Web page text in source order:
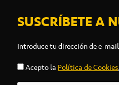
SUSCRÍBETE A
Introduce tu dirección de e-
Acepto la Política de Cookies